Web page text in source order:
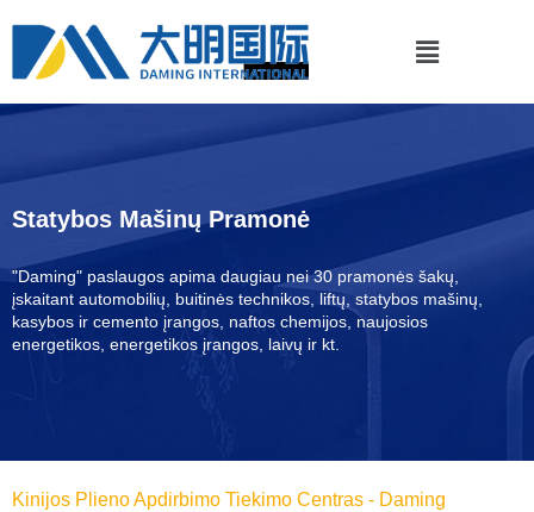
Statybos Mašinų Pramonė
"Daming" paslaugos apima daugiau nei 30 pramonės šakų,
įskaitant automobilių, buitinės technikos, liftų, statybos mašinų,
kasybos ir cemento įrangos, naftos chemijos, naujosios
energetikos, energetikos įrangos, laivų ir kt.
Kinijos Plieno Apdirbimo Tiekimo Centras - Daming